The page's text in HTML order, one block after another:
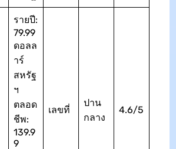
รายปี:
79.99
ดอลล
าร์
สหรัฐ
ฯ
ตลอด
ชีพ:
139.9
9
เลขที่
ปาน
กลาง
4.6/5